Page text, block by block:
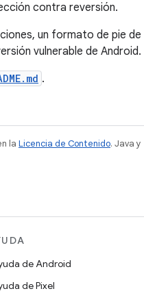
contra reversión.
un formato de pie de
vulnerable de Android.
.
la Licencia de Contenido. Java y
de Android
de Pixel